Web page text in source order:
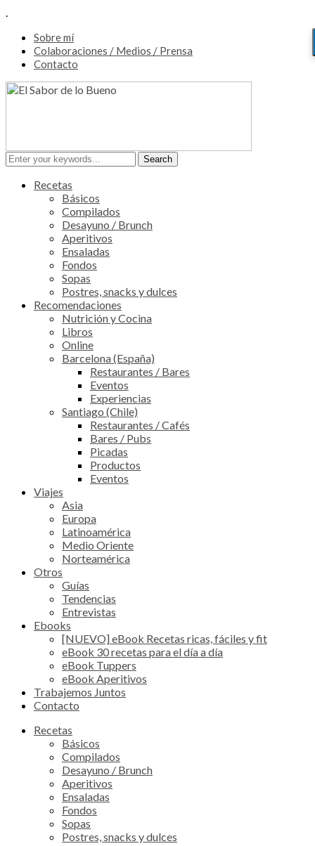
.
Sobre mí
Colaboraciones / Medios / Prensa
Contacto
Recetas
Básicos
Compilados
Desayuno / Brunch
Aperitivos
Ensaladas
Fondos
Sopas
Postres, snacks y dulces
Recomendaciones
Nutrición y Cocina
Libros
Online
Barcelona (España)
Restaurantes / Bares
Eventos
Experiencias
Santiago (Chile)
Restaurantes / Cafés
Bares / Pubs
Picadas
Productos
Eventos
Viajes
Asia
Europa
Latinoamérica
Medio Oriente
Norteamérica
Otros
Guías
Tendencias
Entrevistas
Ebooks
[NUEVO] eBook Recetas ricas, fáciles y fit
eBook 30 recetas para el día a día
eBook Tuppers
eBook Aperitivos
Trabajemos Juntos
Contacto
Recetas
Básicos
Compilados
Desayuno / Brunch
Aperitivos
Ensaladas
Fondos
Sopas
Postres, snacks y dulces